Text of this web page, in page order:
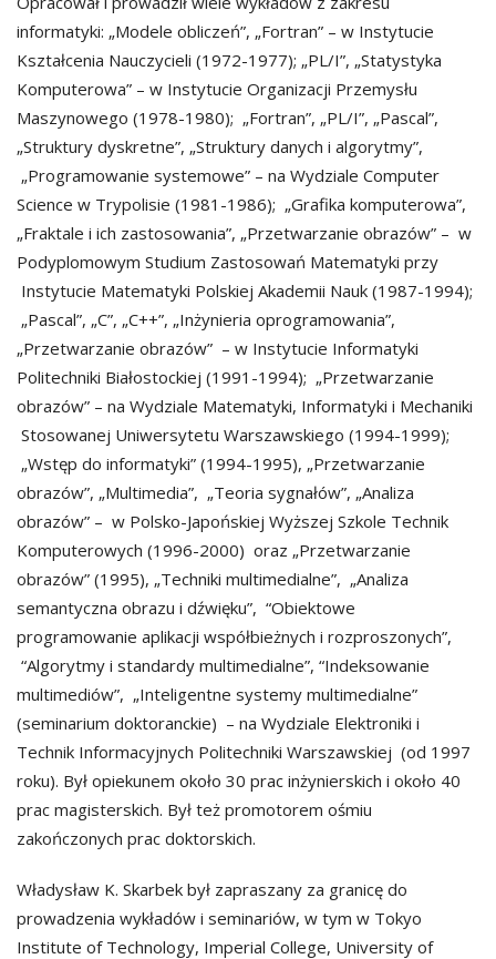
informatyki: „Modele obliczeń”, „Fortran” – w Instytucie
Kształcenia Nauczycieli (1972-1977); „PL/I”, „Statystyka
Komputerowa” – w Instytucie Organizacji Przemysłu
Maszynowego (1978-1980); „Fortran”, „PL/I”, „Pascal”,
„Struktury dyskretne”, „Struktury danych i algorytmy”,
„Programowanie systemowe” – na Wydziale Computer
Science w Trypolisie (1981-1986); „Grafika komputerowa”,
„Fraktale i ich zastosowania”, „Przetwarzanie obrazów” – w
Podyplomowym Studium Zastosowań Matematyki przy
Instytucie Matematyki Polskiej Akademii Nauk (1987-1994);
„Pascal”, „C”, „C++”, „Inżynieria oprogramowania”,
„Przetwarzanie obrazów” – w Instytucie Informatyki
Politechniki Białostockiej (1991-1994); „Przetwarzanie
obrazów” – na Wydziale Matematyki, Informatyki i Mechaniki
Stosowanej Uniwersytetu Warszawskiego (1994-1999);
„Wstęp do informatyki” (1994-1995), „Przetwarzanie
obrazów”, „Multimedia”, „Teoria sygnałów”, „Analiza
obrazów” – w Polsko-Japońskiej Wyższej Szkole Technik
Komputerowych (1996-2000) oraz „Przetwarzanie
obrazów” (1995), „Techniki multimedialne”, „Analiza
semantyczna obrazu i dźwięku”, “Obiektowe
programowanie aplikacji współbieżnych i rozproszonych”,
“Algorytmy i standardy multimedialne”, “Indeksowanie
multimediów”, „Inteligentne systemy multimedialne”
(seminarium doktoranckie) – na Wydziale Elektroniki i
Technik Informacyjnych Politechniki Warszawskiej (od 1997
roku). Był opiekunem około 30 prac inżynierskich i około 40
prac magisterskich. Był też promotorem ośmiu
zakończonych prac doktorskich.
Władysław K. Skarbek był zapraszany za granicę do
prowadzenia wykładów i seminariów, w tym w Tokyo
Institute of Technology, Imperial College, University of